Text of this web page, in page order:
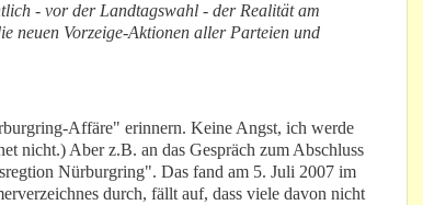
- vor der Landtagswahl - der Realität am
neuen Vorzeige-Aktionen aller Parteien und
Affäre" erinnern. Keine Angst, ich werde
nicht.) Aber z.B. an das Gespräch zum Abschluss
Nürburgring". Das fand am 5. Juli 2007 im
durch, fällt auf, dass viele davon nicht